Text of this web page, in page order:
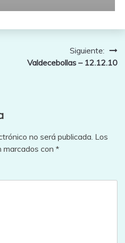
Siguiente:
Valdecebollas – 12.12.10
no será publicada. Los
marcados con *